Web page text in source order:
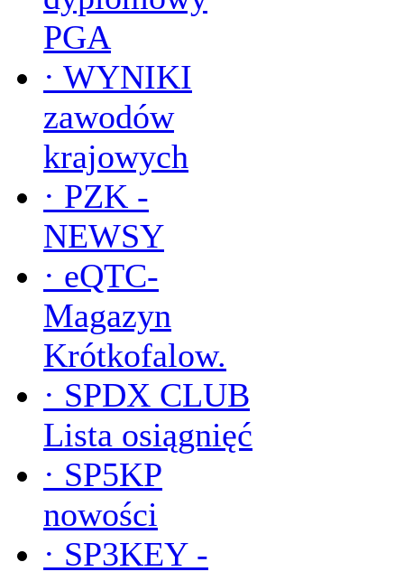
PGA
· WYNIKI
zawodów
krajowych
· PZK -
NEWSY
· eQTC-
Magazyn
Krótkofalow.
· SPDX CLUB
Lista osiągnięć
· SP5KP
nowości
· SP3KEY -